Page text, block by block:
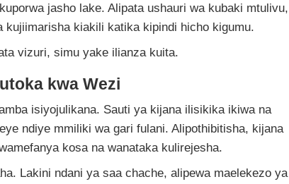
jasho lake. Alipata ushauri wa kubaki mtulivu,
kujiimarisha kiakili katika kipindi hicho kigumu.
vizuri, simu yake ilianza kuita.
kwa Wezi
isiyojulikana. Sauti ya kijana ilisikika ikiwa na
ndiye mmiliki wa gari fulani. Alipothibitisha, kijana
kosa na wanataka kulirejesha.
Lakini ndani ya saa chache, alipewa maelekezo ya